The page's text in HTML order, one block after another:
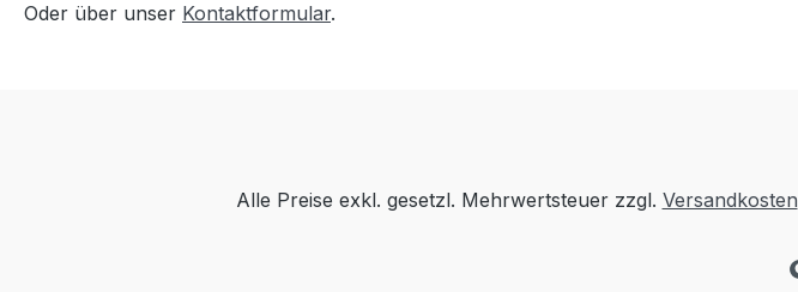
Oder über unser Kontaktformular.
Alle Preise exkl. gesetzl. Mehrwertsteuer zzgl. Versandkosten